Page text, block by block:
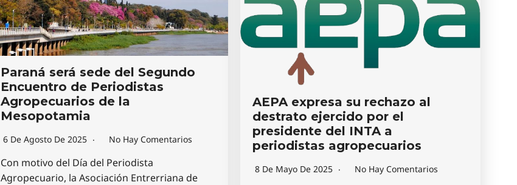
Paraná será sede del Segundo
Encuentro de Periodistas
Agropecuarios de la
Mesopotamia
6 De Agosto De 2025 No Hay Comentarios
Con motivo del Día del Periodista
Agropecuario, la Asociación Entrerriana de
AEPA expresa su rechazo al
destrato ejercido por el
presidente del INTA a
periodistas agropecuarios
8 De Mayo De 2025 No Hay Comentarios